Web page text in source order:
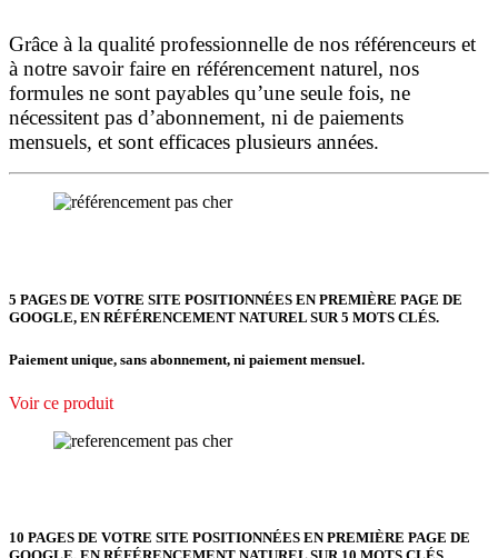
Grâce à la qualité professionnelle de nos référenceurs et
à notre savoir faire en référencement naturel, nos
formules ne sont payables qu’une seule fois, ne
nécessitent pas d’abonnement, ni de paiements
mensuels, et sont efficaces plusieurs années.
5 PAGES DE VOTRE SITE POSITIONNÉES EN PREMIÈRE PAGE DE
GOOGLE, EN RÉFÉRENCEMENT NATUREL SUR 5 MOTS CLÉS.
Paiement unique, sans abonnement, ni paiement mensuel.
Voir ce produit
10 PAGES DE VOTRE SITE POSITIONNÉES EN PREMIÈRE PAGE DE